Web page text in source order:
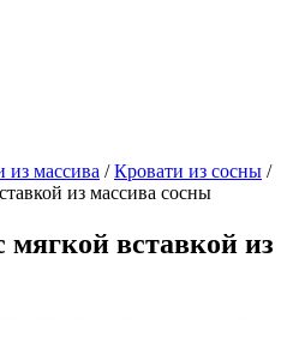
из массива /Кровати из сосны /
из массива сосны
мягкой вставкой из